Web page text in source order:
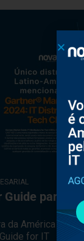
para
da América Latina
for IT